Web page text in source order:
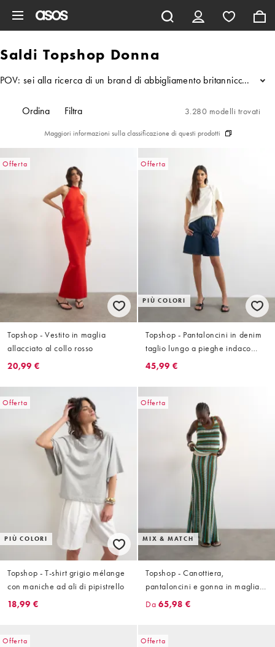
Saldi Topshop Donna
POV: sei alla ricerca di un brand di abbigliamento britannico...
Ordina Filtra 3.280 modelli trovati
Maggiori informazioni sulla classificazione di questi prodotti
Offerta
Topshop - Vestito in maglia
allacciato al collo rosso
20,99 €
Offerta
PIÙ COLORI
Topshop - Pantaloncini in denim
taglio lungo a pieghe indaco
risciacquato
45,99 €
Offerta
PIÙ COLORI
Topshop - T-shirt grigio mélange
con maniche ad ali di pipistrello
18,99 €
Offerta
MIX & MATCH
Topshop - Canottiera,
pantaloncini e gonna in maglia a
righe multicolore in coordinato
Da 65,98 €
Offerta Offerta